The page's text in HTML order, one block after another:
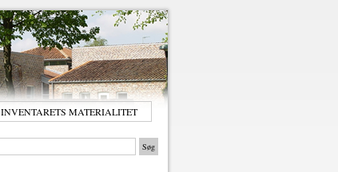
INVENTARETS MATERIALITET